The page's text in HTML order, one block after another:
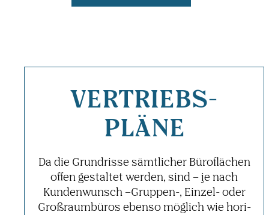
VERTRIEBS­
PLÄNE
Da die Grund­risse sämt­li­cher Büro­flä­chen
offen gestaltet werden, sind – je nach
Kunden­wunsch –Gruppen-, Einzel- oder
Groß­raum­büros ebenso möglich wie hori­